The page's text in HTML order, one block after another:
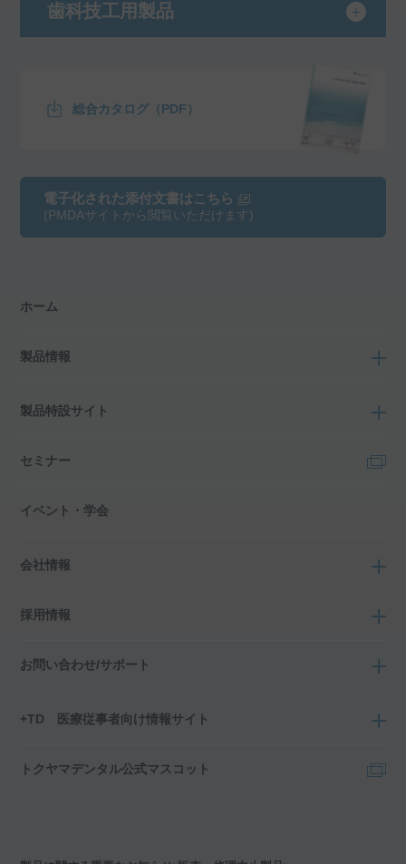
歯科技工用製品
総合カタログ（PDF）
電子化された添付文書はこちら
(PMDAサイトから閲覧いただけます)
ホーム
製品情報
製品特設サイト
セミナー
イベント・学会
会社情報
採用情報
お問い合わせ/サポート
+TD 医療従事者向け情報サイト
トクヤマデンタル公式マスコット